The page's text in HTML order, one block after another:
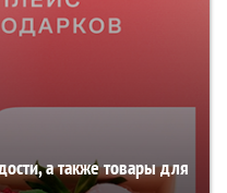
а также товары для